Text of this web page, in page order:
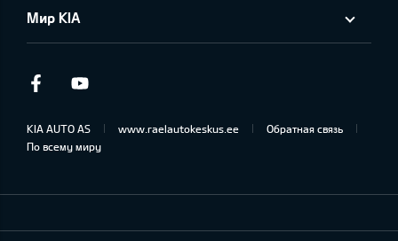
Мир KIA
Facebook
KIA AUTO AS www.raelautokeskus.ee
Обратная связь
По всему миру